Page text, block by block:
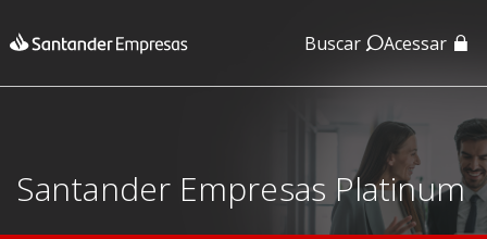
App Santander Buscar Acessar
Santander Empresas Platinum